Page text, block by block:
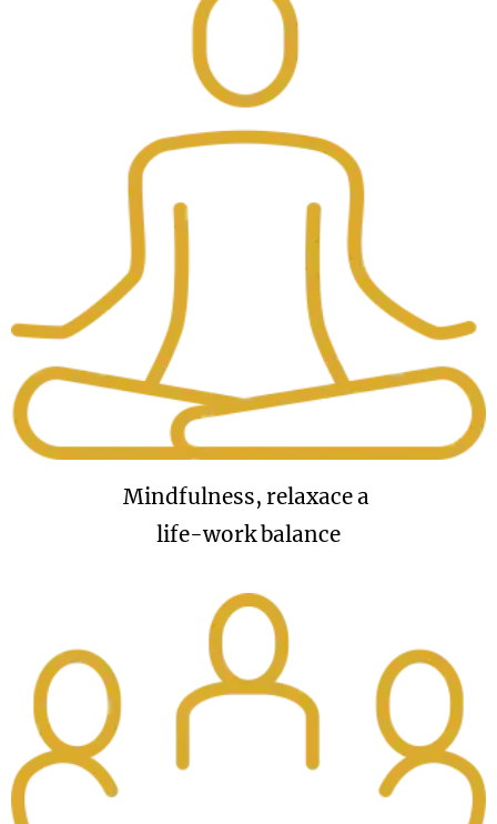
Mindfulness, relaxace a
life-work balance